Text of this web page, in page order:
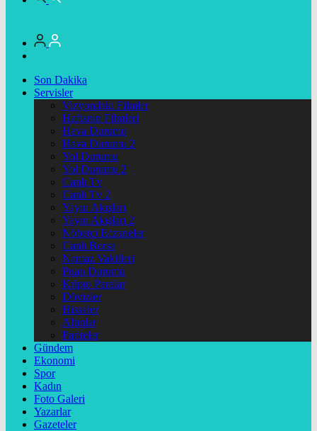
Son Dakika
Servisler
Vizyondaki Filmler
Haftanin Filmleri
Hava Durumu
Hava Durumu 2
Yol Durumu
Yol Durumu 2
Canlı Tv
Canlı Tv 2
Yayın Akışları
Yayın Akışları 2
Nöbetçi Eczaneler
Canlı Borsa
Namaz Vakitleri
Puan Durumu
Kripto Paralar
Dövizler
Hisseler
Altınlar
Pariteler
Gündem
Ekonomi
Spor
Kadın
Foto Galeri
Yazarlar
Gazeteler